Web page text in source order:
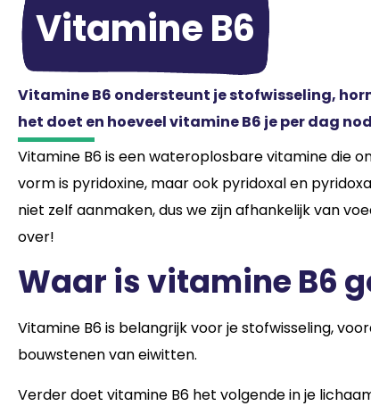
Vitamine B6
Vitamine B6 ondersteunt je stofwisseling,
het doet en hoeveel vitamine B6 je per dag
Vitamine B6 is een wateroplosbare vitamine die
vorm is pyridoxine, maar ook pyridoxal en
niet zelf aanmaken, dus we zijn afhankelijk van
over!
Waar is vitamine B6
Vitamine B6 is belangrijk voor je stofwisseling,
bouwstenen van eiwitten.
Verder doet vitamine B6 het volgende in je